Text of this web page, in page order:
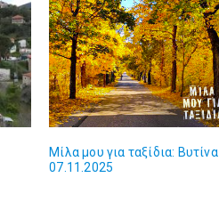
Μίλα μου για ταξίδια: Βυτίνα |
07.11.2025